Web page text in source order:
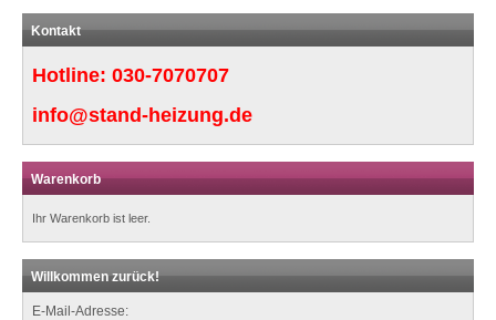
Kontakt
Hotline: 030-7070707
info@stand-heizung.de
Warenkorb
Ihr Warenkorb ist leer.
Willkommen zurück!
E-Mail-Adresse: